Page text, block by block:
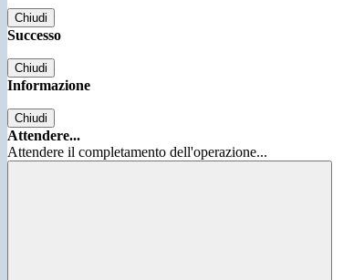
Chiudi
Successo
Chiudi
Informazione
Chiudi
Attendere...
Attendere il completamento dell'operazione...